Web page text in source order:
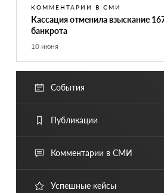
КОММЕНТАРИИ В СМИ
Кассация отменила взыскание
банкрота
10 июня
События
Публикации
Комментарии в СМИ
Успешные кейсы